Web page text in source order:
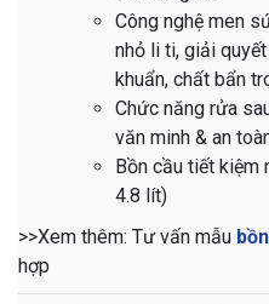
Công nghệ men
nhỏ li ti, giải
khuẩn, chất bẩn
Chức năng rửa
văn minh & an
Bồn cầu tiết
4.8 lít)
>>Xem thêm: Tư vấn mẫu
hợp